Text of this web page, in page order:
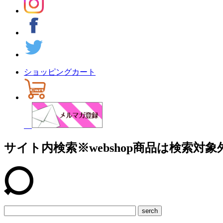
ショッピングカート
サイト内検索※webshop商品は検索対象
serch